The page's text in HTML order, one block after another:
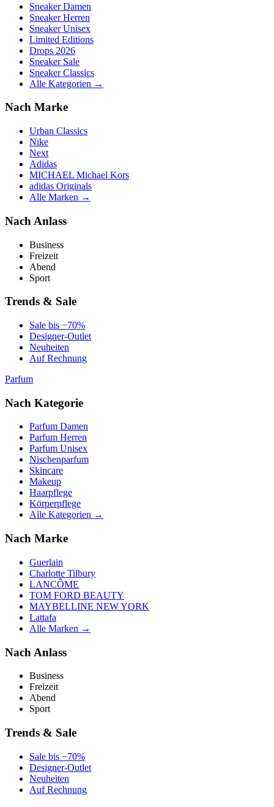
Sneaker Damen
Sneaker Herren
Sneaker Unisex
Limited Editions
Drops 2026
Sneaker Sale
Sneaker Classics
Alle Kategorien →
Nach Marke
Urban Classics
Nike
Next
Adidas
MICHAEL Michael Kors
adidas Originals
Alle Marken →
Nach Anlass
Business
Freizeit
Abend
Sport
Trends & Sale
Sale bis −70%
Designer-Outlet
Neuheiten
Auf Rechnung
Parfum
Nach Kategorie
Parfum Damen
Parfum Herren
Parfum Unisex
Nischenparfum
Skincare
Makeup
Haarpflege
Körperpflege
Alle Kategorien →
Nach Marke
Guerlain
Charlotte Tilbury
LANCÔME
TOM FORD BEAUTY
MAYBELLINE NEW YORK
Lattafa
Alle Marken →
Nach Anlass
Business
Freizeit
Abend
Sport
Trends & Sale
Sale bis −70%
Designer-Outlet
Neuheiten
Auf Rechnung